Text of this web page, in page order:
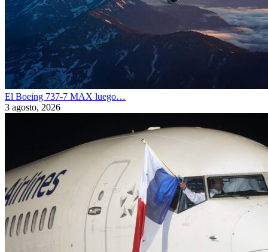
El Boeing 737-7 MAX luego…
3 agosto, 2026